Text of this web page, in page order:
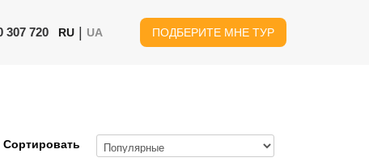
307 720 RU | UA ПОДБЕРИТЕ МНЕ ТУР
Сортировать